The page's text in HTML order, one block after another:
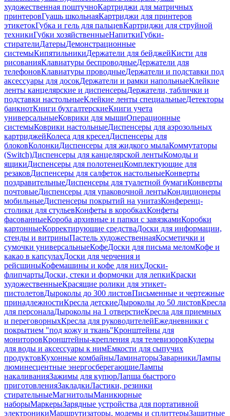
художественная поштучноКартриджи для матричных
принтеровГуашь школьнаяКартриджи для принтеров
этикетокГубка и гель для пальцевКартриджи для струйной
техникиГубки хозяйственныеНапиткиГубки-
стирателиДатерыДемонстрационные
системыКипятильникиДержатели для бейджейКисти для
рисованияКлавиатуры беспроводныеДержатели для
телефоновКлавиатуры проводныеДержатели и подставки под
аксессуары для досокДержатели и рамки напольныеКлейкие
ленты канцелярские и диспенсерыДержатели, таблички и
подставки настольныеКлейкие ленты специальныеДетекторы
банкнотКниги бухгалтерскиеКниги учета
универсальныеКоврики для мышиОперационные
системыКоврики настольныеДиспенсеры для аэрозольных
картриджейКолеса для креселДиспенсеры для
блоковКолонкиДиспенсеры для жидкого мылаКоммутаторы
(Switch)Диспенсеры для канцелярской лентыКомоды и
ящикиДиспенсеры для полотенецКомплектующие для
резаковДиспенсеры для салфеток настольныеКонверты
поздравительныеДиспенсеры для туалетной бумагиКонверты
почтовыеДиспенсеры для упаковочной лентыКондиционеры
мобильныеДиспенсеры покрытий на унитазКонференц-
столики для стульевКонфеты в коробкахКонфеты
фасованныеКороба архивные и папки с завязкамиКоробки
картонныеКорректирующие средстваДоски для информации,
стенды и витриныПастель художественнаяКосметички и
сумочки универсальныеКофеДоски для письма меломКофе и
какао в капсулахДоски для черчения и
рейсшиныКофемашины и кофе для нихДоски-
флипчартыДоски, стеки и формочки для лепкиКраски
художественныеКрасящие ролики для этикет-
пистолетовДыроколы до 300 листовПисьменные и чертежные
принадлежностиКресла детскиеДыроколы до 50 листовКресла
для персоналаДыроколы на 1 отверстиеКресла для приемных
и переговорныхКресла для руководителейЕжедневники с
покрытием "под кожу и ткань"Кронштейны для
мониторовКронштейны-крепления для телевизоровКулеры
для воды и аксессуары к нимЕмкости для сыпучих
продуктовКухонные комбайныЛаминаторыЗаварникиЛампы
люминесцентные энергосберегающиеЛампы
накаливанияЗажимы для купюрЛапша быстрого
приготовленияЗакладкиЛастики, резинки
стирательныеМагнитолыМаникюрные
наборыМаркерыЗарядные устройства для портативной
электроникиМаршрутизаторы, модемы и сплиттерыЗащитные